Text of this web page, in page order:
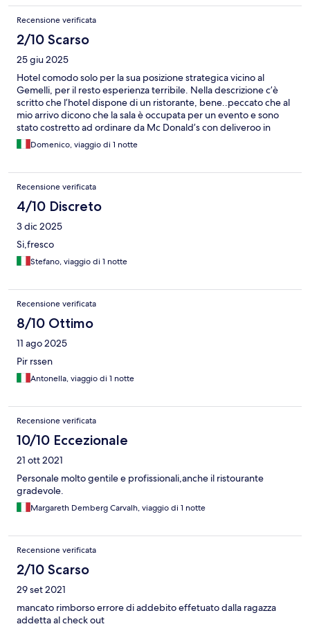
Recensione verificata
2/10 Scarso
25 giu 2025
Hotel comodo solo per la sua posizione strategica vicino al
Gemelli, per il resto esperienza terribile. Nella descrizione c’è
scritto che l’hotel dispone di un ristorante, bene..peccato che al
mio arrivo dicono che la sala è occupata per un evento e sono
stato costretto ad ordinare da Mc Donald’s con deliveroo in
quanto i ristoranti intorno alla struttura erano lontani. Inoltre
pago una camera doppia (200€ a notte€) e mi ritrovo una stanza
trasparenza con il cliente. Colazione misera. Esperienza da non
ripetere.
Domenico, viaggio di 1 notte
Recensione verificata
4/10 Discreto
3 dic 2025
Si,fresco
Stefano, viaggio di 1 notte
Recensione verificata
8/10 Ottimo
11 ago 2025
Pir rssen
Antonella, viaggio di 1 notte
Recensione verificata
10/10 Eccezionale
21 ott 2021
Personale molto gentile e profissionali,anche il ristourante
gradevole.
Margareth Demberg Carvalh, viaggio di 1 notte
Recensione verificata
2/10 Scarso
29 set 2021
mancato rimborso errore di addebito effetuato dalla ragazza
addetta al check out